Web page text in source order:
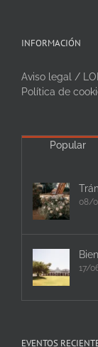
INFORMACIÓN
Aviso legal /
Política de
Popular
08/
17/
EVENTOS